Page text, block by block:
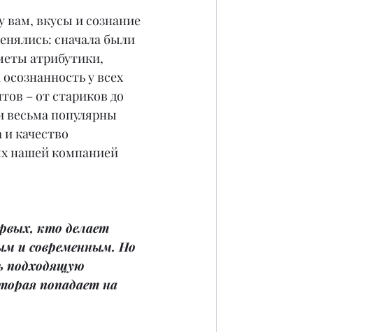
вам, вкусы и сознание
сначала были
атрибутики,
у всех
– от стариков до
весьма популярны
качество
нашей компанией
кто делает
и современным. Но
подходящую
попадает на